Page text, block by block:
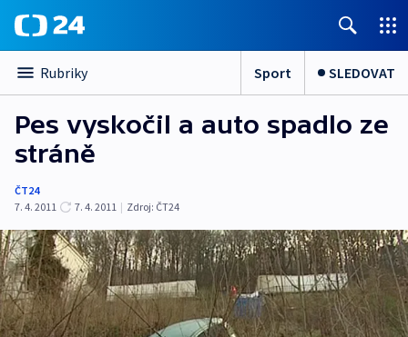
Rubriky Sport SLEDOVAT
Pes vyskočil a auto spadlo ze
stráně
ČT24
7. 4. 2011
7. 4. 2011 | Zdroj: ČT24